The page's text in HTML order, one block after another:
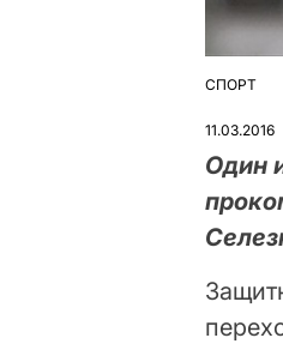
СПОРТ
11.03.2016
Один